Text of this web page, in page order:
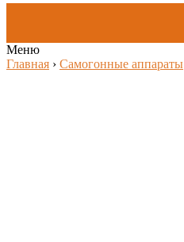
Меню
Главная › Самогонные аппараты